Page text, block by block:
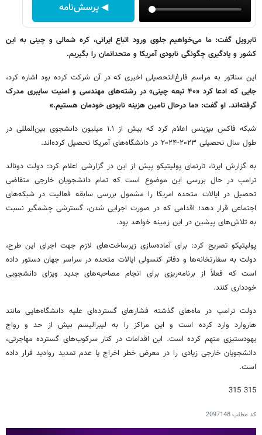
◀ پرسش‌نامه
تابرویل گفت: ما می‌خواهیم جلوی ورود اتباع ایرانی، کره شمالی و چینی به این
کشور و یادگیری چگونگی نابودی آمریکا و متحدانمان را بگیریم.
این سناتور به مراسم فارغ‌التحصیلی اخیری که در آن شرکت کرده بود اشاره کرد،
جایی که ادعا کرد «۴۰ تبعه چینی» در رشته‌های مهندسی و امنیت سایبری مدرک
گرفته‌اند. او گفت: «ما درحال تامین هزینه نابودی خودمان هستیم.»
شبکه فاکس بیزینس اعلام کرد که بیش از ۱.۱ میلیون دانشجوی بین‌المللی در
طول سال تحصیلی ۲۰۲۳-۲۰۲۴ در دانشگاه‌های آمریکا تحصیل کرده‌اند.
به گزارش ایرنا، تارنمای پولیتیکو پیش از این در گزارشی اعلام کرد: دولت دونالد
ترامپ در حال بررسی این موضوع است که تمام دانشجویان خارجی متقاضی
تحصیل در ایالات متحده امریکا را مشمول بررسی سابقه فعالیت در شبکه‌های
اجتماعی قرار دهد؛ اقدامی که در صورت اجرایی شدن، گسترشی چشمگیر نسبت
به تلاش‌های پیشین در این زمینه خواهد بود.
پولیتیکو تصریح کرد: برای آماده‌سازی زیرساخت‌های لازم جهت اجرای این طرح،
دولت به سفارتخانه‌ها و دفاتر کنسولی ایالات متحده در سراسر جهان دستور داده
است که فعلاً از برنامه‌ریزی برای انجام مصاحبه‌های جدید ویزای دانشجویی
خودداری کنند.
دولت ترامپ در ماه‌های گذشته فشارهای گسترده‌ای علیه دانشگاه‌هایی مانند
هاروارد وارد کرده است و این مراکز را به لیبرالیسم بیش از حد و رواج
یهودستیزی متهم کرده است. این اقدامات در کنار سرکوب‌های گسترده مهاجرتی،
دانشجویان خارجی زیادی را در معرض خطر اخراج یا عدم تمدید روادید قرار داده
است.
315 315
کد مطلب2097148